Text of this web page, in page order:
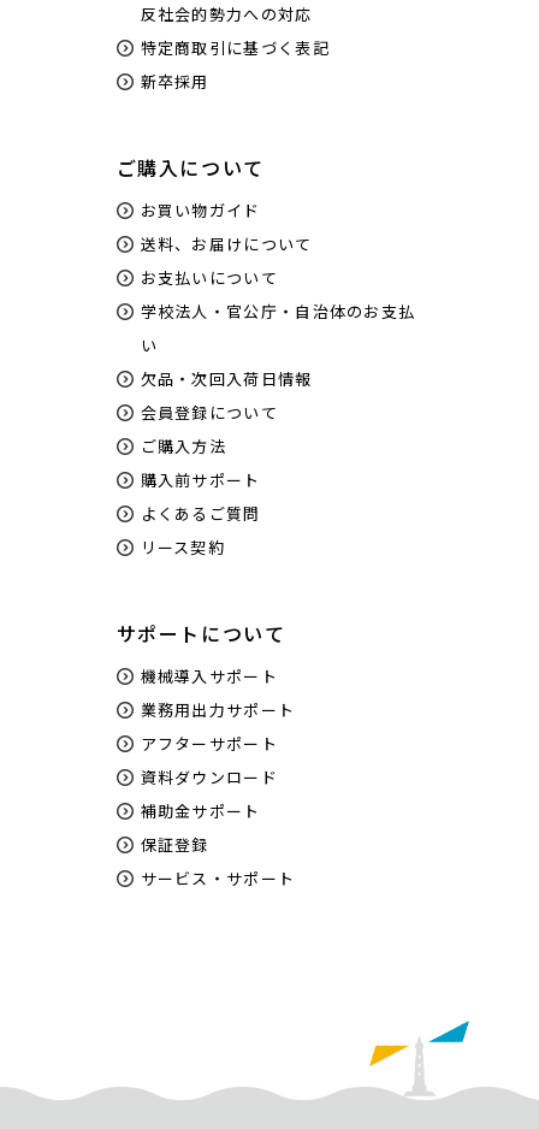
反社会的勢力への対応
特定商取引に基づく表記
新卒採用
ご購入について
お買い物ガイド
送料、お届けについて
お支払いについて
学校法人・官公庁・自治体のお支払
い
欠品・次回入荷日情報
会員登録について
ご購入方法
購入前サポート
よくあるご質問
リース契約
サポートについて
機械導入サポート
業務用出力サポート
アフターサポート
資料ダウンロード
補助金サポート
保証登録
サービス・サポート